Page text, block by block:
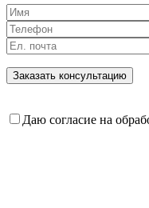
Даю согласие на